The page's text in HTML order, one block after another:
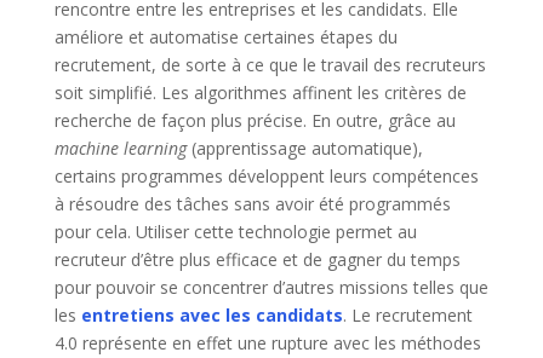
rencontre entre les entreprises et les candidats. Elle
améliore et automatise certaines étapes du
recrutement, de sorte à ce que le travail des recruteurs
soit simplifié. Les algorithmes affinent les critères de
recherche de façon plus précise. En outre, grâce au
machine learning (apprentissage automatique),
certains programmes développent leurs compétences
à résoudre des tâches sans avoir été programmés
pour cela. Utiliser cette technologie permet au
recruteur d’être plus efficace et de gagner du temps
pour pouvoir se concentrer d’autres missions telles que
les entretiens avec les candidats. Le recrutement
4.0 représente en effet une rupture avec les méthodes